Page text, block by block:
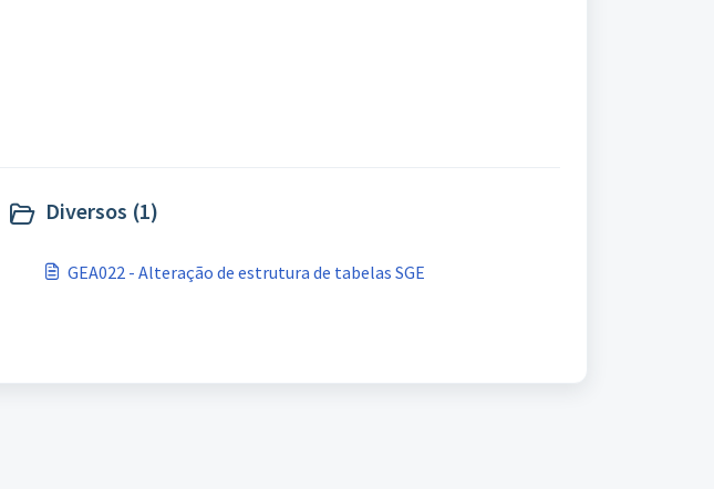
Diversos (1)
GEA022 - Alteração de estrutura de tabelas SGE